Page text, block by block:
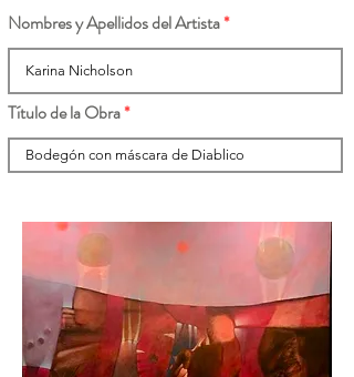
Nombres y Apellidos del Artista
Título de la Obra